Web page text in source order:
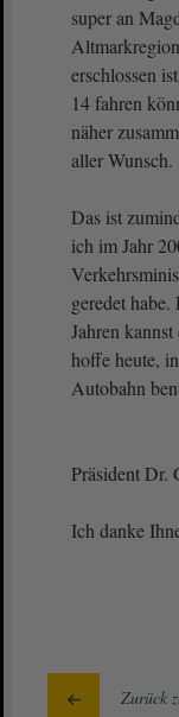
super an
erschlossen
14 fahren
näher
aller Wunsch.
Das ist
ich im Jahr
geredet
Jahren
hoffe heute,
Autobahn
Präsident Dr.
Ich danke
Zurück